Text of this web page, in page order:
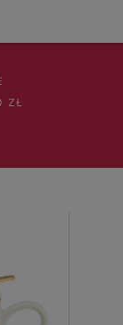
ZŁ